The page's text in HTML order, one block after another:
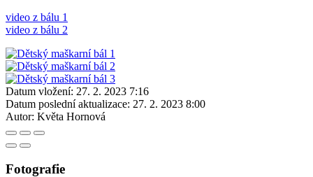
video z bálu 1
video z bálu 2
Datum vložení: 27. 2. 2023 7:16
Datum poslední aktualizace: 27. 2. 2023 8:00
Autor: Květa Hornová
Fotografie